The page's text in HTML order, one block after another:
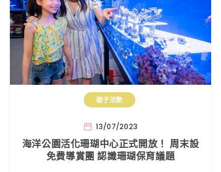
親子活動
13/07/2023
海洋公園活化珊瑚中心正式開放！ 周末設
免費導賞團 認識珊瑚保育議題